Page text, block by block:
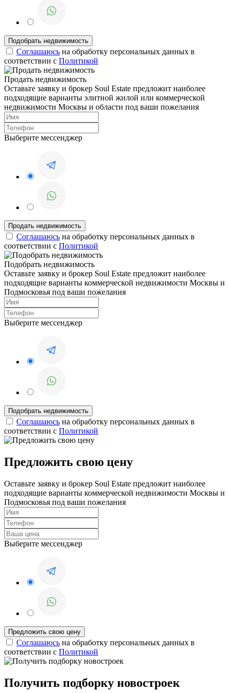
Соглашаюсь на обработку персональных данных в
соответствии с Политикой
Продать недвижимость
Оставьте заявку и брокер Soul Estate предложит наиболее
подходящие варианты элитной жилой или коммерческой
недвижимости Москвы и области под ваши пожелания
Выберите мессенджер
Соглашаюсь на обработку персональных данных в
соответствии с Политикой
Подобрать недвижимость
Оставьте заявку и брокер Soul Estate предложит наиболее
подходящие варианты коммерческой недвижимости Москвы и
Подмосковья под ваши пожелания
Выберите мессенджер
Соглашаюсь на обработку персональных данных в
соответствии с Политикой
Предложить свою цену
Оставьте заявку и брокер Soul Estate предложит наиболее
подходящие варианты коммерческой недвижимости Москвы и
Подмосковья под ваши пожелания
Выберите мессенджер
Соглашаюсь на обработку персональных данных в
соответствии с Политикой
Получить подборку новостроек